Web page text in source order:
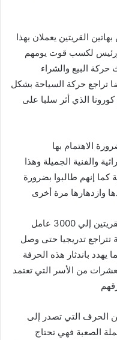
القريتين يعملان بهذا
لكسب قوت يومهم
حركة البيع والشراء
تراجع حركة السياحة بشكل
الذي أثر سلبا على
الاهتمام بها
والفنية الجميلة وهذا
كما إنهم طالبوا بضرورة
وازدهارها مرة أخرى
فقد وصل عدد العاملين بهذه الحرفة بالقريتين إلي 3000 عامل
تتراجع تدريجيا حتى وصل
عامل فقط مما يهدد باندثار هذه الحرفة
من الأسر التي تعتمد
الحرف التي تصدر إلى
الصعبة فهي تحتاج